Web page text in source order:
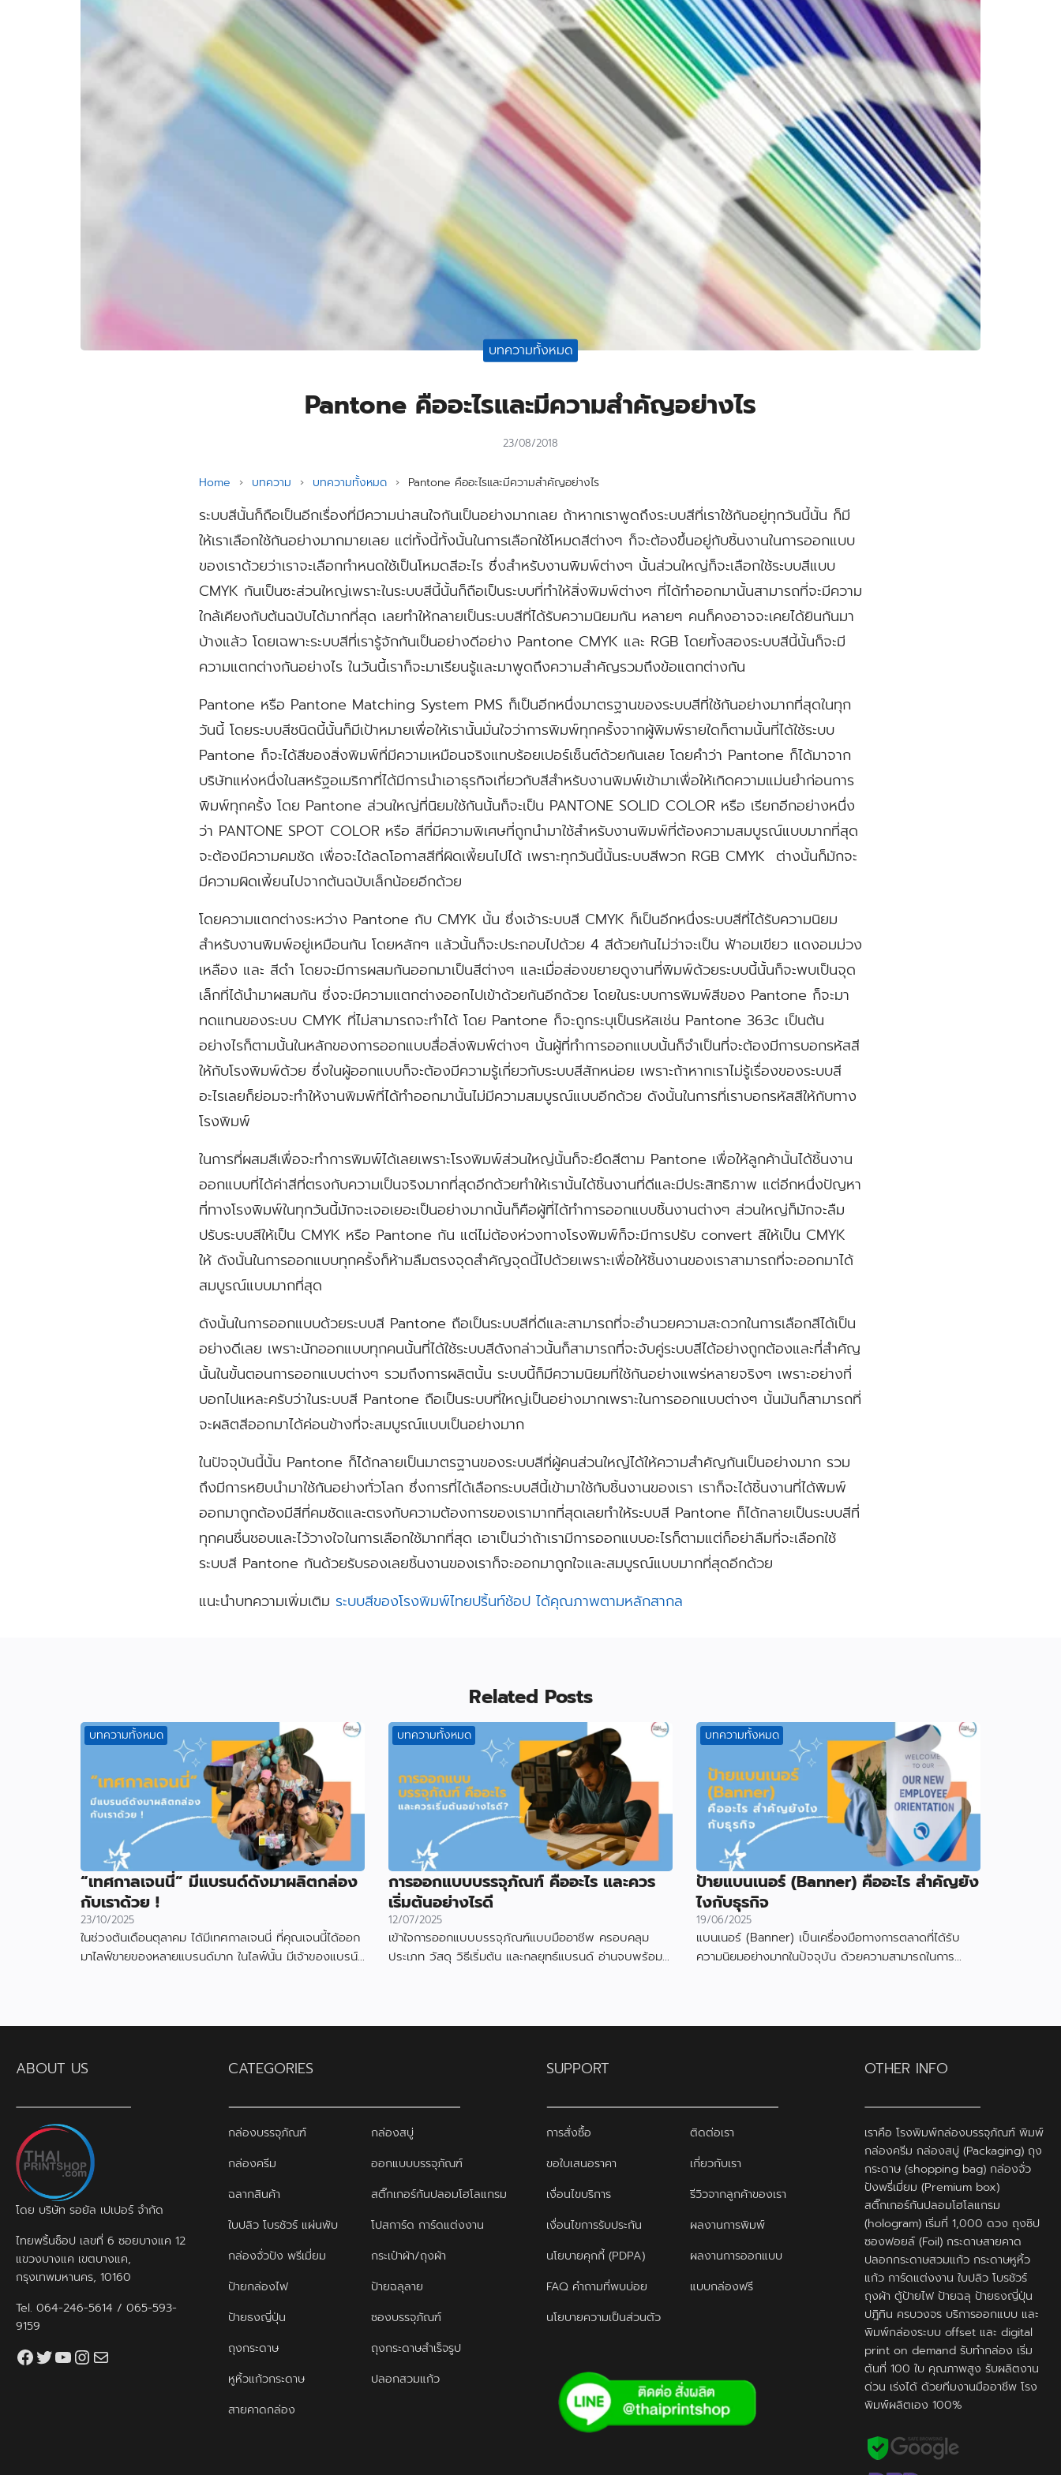
บทความทั้งหมด
Pantone คืออะไรและมีความสำคัญอย่างไร
23/08/2018
Home › บทความ › บทความทั้งหมด › Pantone คืออะไรและมีความสำคัญอย่างไร
ระบบสีนั้นก็ถือเป็นอีกเรื่องที่มีความน่าสนใจกันเป็นอย่างมากเลย ถ้าหากเราพูดถึงระบบสีที่เราใช้กันอยู่ทุกวันนี้นั้น ก็มี
ให้เราเลือกใช้กันอย่างมากมายเลย แต่ทั้งนี้ทั้งนั้นในการเลือกใช้โหมดสีต่างๆ ก็จะต้องขึ้นอยู่กับชิ้นงานในการออกแบบ
ของเราด้วยว่าเราจะเลือกกำหนดใช้เป็นโหมดสีอะไร ซึ่งสำหรับงานพิมพ์ต่างๆ นั้นส่วนใหญ่ก็จะเลือกใช้ระบบสีแบบ
CMYK กันเป็นซะส่วนใหญ่เพราะในระบบสีนี้นั้นก็ถือเป็นระบบที่ทำให้สิ่งพิมพ์ต่างๆ ที่ได้ทำออกมานั้นสามารถที่จะมีความ
ใกล้เคียงกับต้นฉบับได้มากที่สุด เลยทำให้กลายเป็นระบบสีที่ได้รับความนิยมกัน หลายๆ คนก็คงอาจจะเคยได้ยินกันมา
บ้างแล้ว โดยเฉพาะระบบสีที่เรารู้จักกันเป็นอย่างดีอย่าง Pantone CMYK และ RGB โดยทั้งสองระบบสีนี้นั้นก็จะมี
ความแตกต่างกันอย่างไร ในวันนี้เราก็จะมาเรียนรู้และมาพูดถึงความสำคัญรวมถึงข้อแตกต่างกัน
Pantone หรือ Pantone Matching System PMS ก็เป็นอีกหนึ่งมาตรฐานของระบบสีที่ใช้กันอย่างมากที่สุดในทุก
วันนี้ โดยระบบสีชนิดนี้นั้นก็มีเป้าหมายเพื่อให้เรานั้นมั่นใจว่าการพิมพ์ทุกครั้งจากผู้พิมพ์รายใดก็ตามนั้นที่ได้ใช้ระบบ
Pantone ก็จะได้สีของสิ่งพิมพ์ที่มีความเหมือนจริงแทบร้อยเปอร์เซ็นต์ด้วยกันเลย โดยคำว่า Pantone ก็ได้มาจาก
บริษัทแห่งหนึ่งในสหรัฐอเมริกาที่ได้มีการนำเอาธุรกิจเกี่ยวกับสีสำหรับงานพิมพ์เข้ามาเพื่อให้เกิดความแม่นยำก่อนการ
พิมพ์ทุกครั้ง โดย Pantone ส่วนใหญ่ที่นิยมใช้กันนั้นก็จะเป็น PANTONE SOLID COLOR หรือ เรียกอีกอย่างหนึ่ง
ว่า PANTONE SPOT COLOR หรือ สีที่มีความพิเศษที่ถูกนำมาใช้สำหรับงานพิมพ์ที่ต้องความสมบูรณ์แบบมากที่สุด
จะต้องมีความคมชัด เพื่อจะได้ลดโอกาสสีที่ผิดเพี้ยนไปได้ เพราะทุกวันนี้นั้นระบบสีพวก RGB CMYK ต่างนั้นก็มักจะ
มีความผิดเพี้ยนไปจากต้นฉบับเล็กน้อยอีกด้วย
โดยความแตกต่างระหว่าง Pantone กับ CMYK นั้น ซึ่งเจ้าระบบสี CMYK ก็เป็นอีกหนึ่งระบบสีที่ได้รับความนิยม
สำหรับงานพิมพ์อยู่เหมือนกัน โดยหลักๆ แล้วนั้นก็จะประกอบไปด้วย 4 สีด้วยกันไม่ว่าจะเป็น ฟ้าอมเขียว แดงอมม่วง
เหลือง และ สีดำ โดยจะมีการผสมกันออกมาเป็นสีต่างๆ และเมื่อส่องขยายดูงานที่พิมพ์ด้วยระบบนี้นั้นก็จะพบเป็นจุด
เล็กที่ได้นำมาผสมกัน ซึ่งจะมีความแตกต่างออกไปเข้าด้วยกันอีกด้วย โดยในระบบการพิมพ์สีของ Pantone ก็จะมา
ทดแทนของระบบ CMYK ที่ไม่สามารถจะทำได้ โดย Pantone ก็จะถูกระบุเป็นรหัสเช่น Pantone 363c เป็นต้น
อย่างไรก็ตามนั้นในหลักของการออกแบบสื่อสิ่งพิมพ์ต่างๆ นั้นผู้ที่ทำการออกแบบนั้นก็จำเป็นที่จะต้องมีการบอกรหัสสี
ให้กับโรงพิมพ์ด้วย ซึ่งในผู้ออกแบบก็จะต้องมีความรู้เกี่ยวกับระบบสีสักหน่อย เพราะถ้าหากเราไม่รู้เรื่องของระบบสี
อะไรเลยก็ย่อมจะทำให้งานพิมพ์ที่ได้ทำออกมานั้นไม่มีความสมบูรณ์แบบอีกด้วย ดังนั้นในการที่เราบอกรหัสสีให้กับทาง
โรงพิมพ์
ในการที่ผสมสีเพื่อจะทำการพิมพ์ได้เลยเพราะโรงพิมพ์ส่วนใหญ่นั้นก็จะยึดสีตาม Pantone เพื่อให้ลูกค้านั้นได้ชิ้นงาน
ออกแบบที่ได้ค่าสีที่ตรงกับความเป็นจริงมากที่สุดอีกด้วยทำให้เรานั้นได้ชิ้นงานที่ดีและมีประสิทธิภาพ แต่อีกหนึ่งปัญหา
ที่ทางโรงพิมพ์ในทุกวันนี้มักจะเจอเยอะเป็นอย่างมากนั้นก็คือผู้ที่ได้ทำการออกแบบชิ้นงานต่างๆ ส่วนใหญ่ก็มักจะลืม
ปรับระบบสีให้เป็น CMYK หรือ Pantone กัน แต่ไม่ต้องห่วงทางโรงพิมพ์ก็จะมีการปรับ convert สีให้เป็น CMYK
ให้ ดังนั้นในการออกแบบทุกครั้งก็ห้ามลืมตรงจุดสำคัญจุดนี้ไปด้วยเพราะเพื่อให้ชิ้นงานของเราสามารถที่จะออกมาได้
สมบูรณ์แบบมากที่สุด
ดังนั้นในการออกแบบด้วยระบบสี Pantone ถือเป็นระบบสีที่ดีและสามารถที่จะอำนวยความสะดวกในการเลือกสีได้เป็น
อย่างดีเลย เพราะนักออกแบบทุกคนนั้นที่ได้ใช้ระบบสีดังกล่าวนั้นก็สามารถที่จะจับคู่ระบบสีได้อย่างถูกต้องและที่สำคัญ
นั้นในขั้นตอนการออกแบบต่างๆ รวมถึงการผลิตนั้น ระบบนี้ก็มีความนิยมที่ใช้กันอย่างแพร่หลายจริงๆ เพราะอย่างที่
บอกไปแหละครับว่าในระบบสี Pantone ถือเป็นระบบที่ใหญ่เป็นอย่างมากเพราะในการออกแบบต่างๆ นั้นมันก็สามารถที่
จะผลิตสีออกมาได้ค่อนข้างที่จะสมบูรณ์แบบเป็นอย่างมาก
ในปัจจุบันนี้นั้น Pantone ก็ได้กลายเป็นมาตรฐานของระบบสีที่ผู้คนส่วนใหญ่ได้ให้ความสำคัญกันเป็นอย่างมาก รวม
ถึงมีการหยิบนำมาใช้กันอย่างทั่วโลก ซึ่งการที่ได้เลือกระบบสีนี้เข้ามาใช้กับชิ้นงานของเรา เราก็จะได้ชิ้นงานที่ได้พิมพ์
ออกมาถูกต้องมีสีที่คมชัดและตรงกับความต้องการของเรามากที่สุดเลยทำให้ระบบสี Pantone ก็ได้กลายเป็นระบบสีที่
ทุกคนชื่นชอบและไว้วางใจในการเลือกใช้มากที่สุด เอาเป็นว่าถ้าเรามีการออกแบบอะไรก็ตามแต่ก็อย่าลืมที่จะเลือกใช้
ระบบสี Pantone กันด้วยรับรองเลยชิ้นงานของเราก็จะออกมาถูกใจและสมบูรณ์แบบมากที่สุดอีกด้วย
แนะนำบทความเพิ่มเติม ระบบสีของโรงพิมพ์ไทยปริ้นท์ช้อป ได้คุณภาพตามหลักสากล
Related Posts
บทความทั้งหมด
“เทศกาลเจนนี่” มีแบรนด์ดังมาผลิตกล่อง
กับเราด้วย !
23/10/2025
ในช่วงต้นเดือนตุลาคม ได้มีเทศกาลเจนนี่ ที่คุณเจนนี้ได้ออก
มาไลฟ์ขายของหลายแบรนด์มาก ในไลฟ์นั้น มีเจ้าของแบรน์
บทความทั้งหมด
การออกแบบบรรจุภัณฑ์ คืออะไร และควร
เริ่มต้นอย่างไรดี
12/07/2025
เข้าใจการออกแบบบรรจุภัณฑ์แบบมืออาชีพ ครอบคลุม
ประเภท วัสดุ วิธีเริ่มต้น และกลยุทธ์แบรนด์ อ่านจบพร้อม
บทความทั้งหมด
ป้ายแบนเนอร์ (Banner) คืออะไร สำคัญยัง
ไงกับธุรกิจ
19/06/2025
แบนเนอร์ (Banner) เป็นเครื่องมือทางการตลาดที่ได้รับ
ความนิยมอย่างมากในปัจจุบัน ด้วยความสามารถในการ
ABOUT US
โดย บริษัท รอยัล เปเปอร์ จำกัด
ไทยพริ้นช็อป เลขที่ 6 ซอยบางแค 12
แขวงบางแค เขตบางแค,
กรุงเทพมหานคร, 10160
Tel. 064-246-5614 / 065-593-
9159
Facebook
Twitter
YouTube
Instagram
thaiprintshop.aw@gmail.com
CATEGORIES
กล่องบรรจุภัณฑ์
กล่องสบู่
กล่องครีม
ออกแบบบรรจุภัณฑ์
ฉลากสินค้า
สติ๊กเกอร์กันปลอมโฮโลแกรม
ใบปลิว โบรชัวร์ แผ่นพับ
โปสการ์ด การ์ดแต่งงาน
กล่องจั่วปัง พรีเมี่ยม
กระเป๋าผ้า/ถุงผ้า
ป้ายกล่องไฟ
ป้ายฉลุลาย
ป้ายธงญี่ปุ่น
ซองบรรจุภัณฑ์
ถุงกระดาษ
ถุงกระดาษสำเร็จรูป
หูหิ้วแก้วกระดาษ
ปลอกสวมแก้ว
สายคาดกล่อง
SUPPORT
การสั่งซื้อ
ติดต่อเรา
ขอใบเสนอราคา
เกี่ยวกับเรา
เงื่อนไขบริการ
รีวิวจากลูกค้าของเรา
เงื่อนไขการรับประกัน
ผลงานการพิมพ์
นโยบายคุกกี้ (PDPA)
ผลงานการออกแบบ
FAQ คำถามที่พบบ่อย
แบบกล่องฟรี
นโยบายความเป็นส่วนตัว
OTHER INFO
เราคือ โรงพิมพ์กล่องบรรจุภัณฑ์ พิมพ์
กล่องครีม กล่องสบู่ (Packaging) ถุง
กระดาษ (shopping bag) กล่องจั่ว
ปังพรี่เมี่ยม (Premium box)
สติ๊กเกอร์กันปลอมโฮโลแกรม
(hologram) เริ่มที่ 1,000 ดวง ถุงซิป
ซองฟอยล์ (Foil) กระดาษสายคาด
ปลอกกระดาษสวมแก้ว กระดาษหูหิ้ว
แก้ว การ์ดแต่งงาน ใบปลิว โบรชัวร์
ถุงผ้า ตู้ป้ายไฟ ป้ายฉลุ ป้ายธงญี่ปุ่น
ปฎิทิน ครบวงจร บริการออกแบบ และ
พิมพ์กล่องระบบ offset และ digital
print on demand รับทำกล่อง เริ่ม
ต้นที่ 100 ใบ คุณภาพสูง รับผลิตงาน
ด่วน เร่งได้ ด้วยทีมงานมืออาชีพ โรง
พิมพ์ผลิตเอง 100%